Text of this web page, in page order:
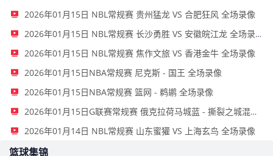
2026年01月15日 NBL常规赛 贵州猛龙 VS 合肥狂风 全场录像
2026年01月15日 NBL常规赛 长沙勇胜 VS 安徽皖江龙 全场录像
2026年01月15日 NBL常规赛 焦作文旅 VS 香港金牛 全场录像
2026年01月15日NBA常规赛 尼克斯 - 国王 全场录像
2026年01月15日NBA常规赛 篮网 - 鹈鹕 全场录像
2026年01月15日G联赛常规赛 俄克拉荷马城蓝 - 撕裂之城混音 全场录像
2026年01月14日 NBL常规赛 山东蜜獾 VS 上海玄鸟 全场录像
篮球集锦